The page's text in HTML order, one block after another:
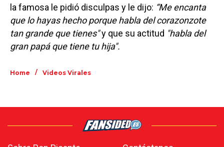
la famosa le pidió disculpas y le dijo: “Me encanta
que lo hayas hecho porque habla del corazonzote
tan grande que tienes"y que su actitud "habla del
gran papá que tiene tu hija".
Home / Videos Virales